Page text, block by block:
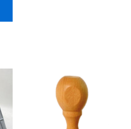
de
precios:
desde
14,33€
hasta
22,28€
Este
producto
tiene
múltiples
variantes.